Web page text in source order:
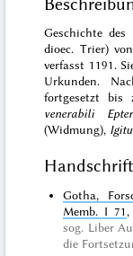
Geschichte des
dioec. Trier)
verfasst 1191.
Urkunden.
fortgesetzt bis
venerabili
(Widmung),
Gotha,
Memb. I 71
sog. Liber
die